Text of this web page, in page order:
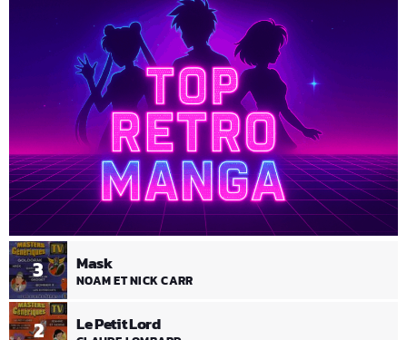
2 Le Petit Lord
3 Mask
NOAM ET NICK CARR